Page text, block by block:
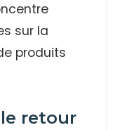
sur la
produits
retour